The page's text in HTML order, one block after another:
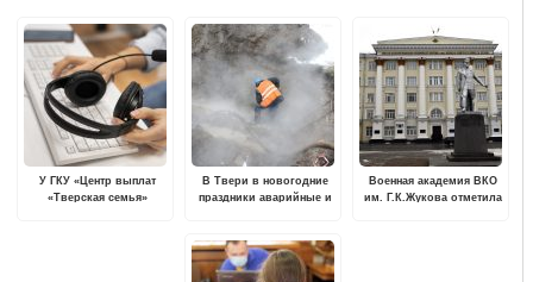
У ГКУ «Центр выплат
«Тверская семья»
В Твери в новогодние
праздники аварийные и
круглосуточно
Военная академия ВКО
им. Г.К.Жукова отметила